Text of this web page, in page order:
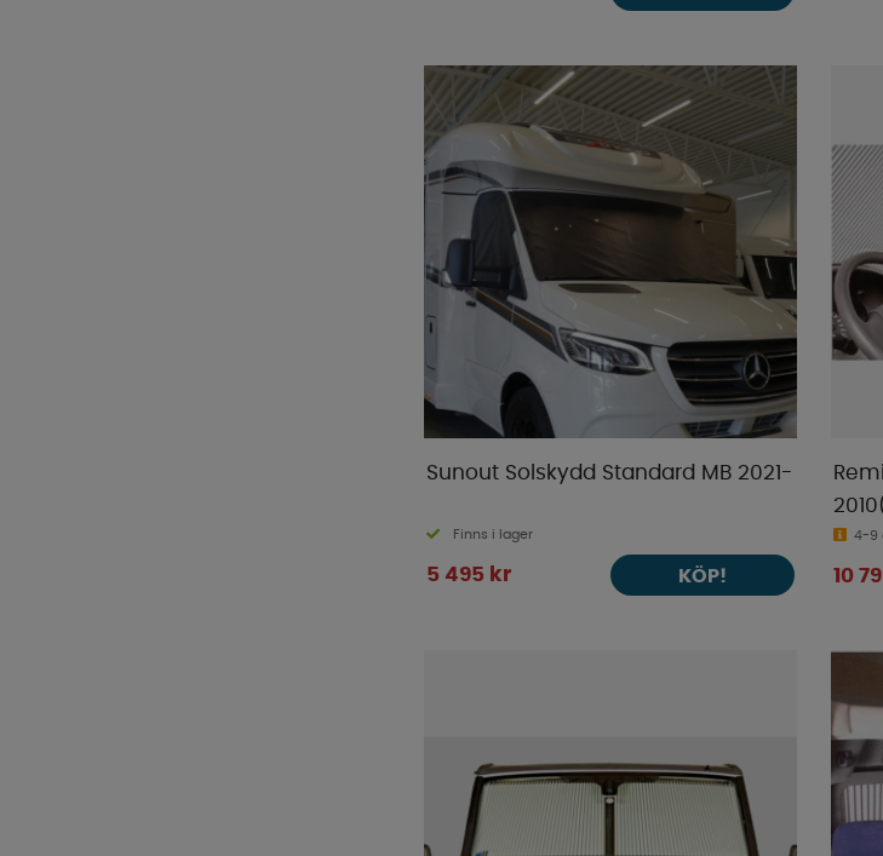
Sunout Solskydd Standard MB 2021-
Finns i lager
5 495 kr KÖP!
4-9
10